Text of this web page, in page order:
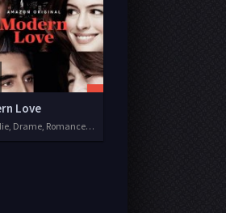
Love
Comédie, Drame, Romance, Séries VF, 2019